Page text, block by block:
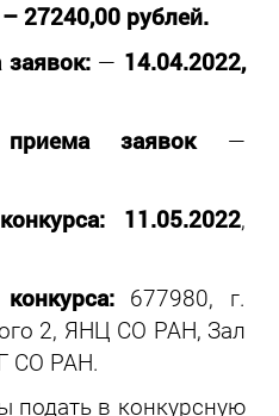
27240,00 рублей.
— 14.04.2022,
заявок —
11.05.2022,
677980, г.
2, ЯНЦ СО РАН, Зал
СО РАН.
подать в конкурсную